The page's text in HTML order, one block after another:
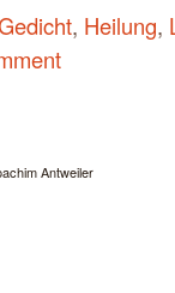
, Heilung,
Antweiler